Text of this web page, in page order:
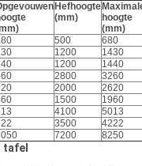
Hefhoogte
(mm)
hoogte
(mm)
500
680
1200
1430
1200
1440
2800
3260
2000
2620
1500
1960
4100
5013
3500
4222
7200 8250
tafel